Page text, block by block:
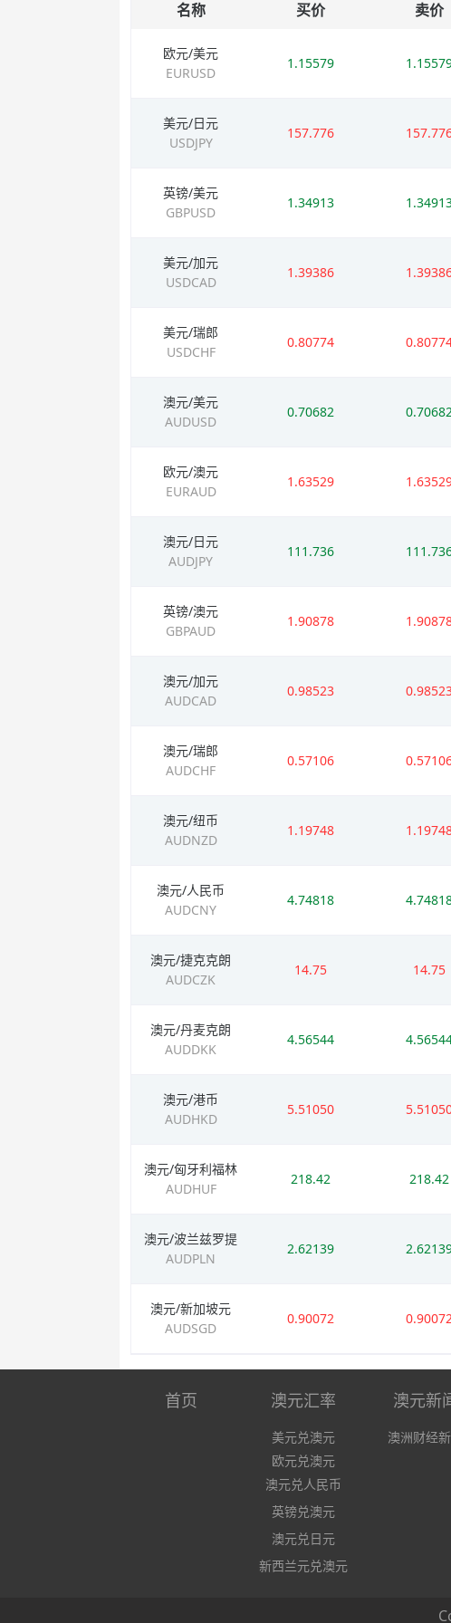
名称 买价 卖价
欧元/美元
EURUSD
1.15579
美元/日元
USDJPY
157.776
英镑/美元
GBPUSD
1.34913
美元/加元
USDCAD
1.39386
美元/瑞郎
USDCHF
0.80774
澳元/美元
AUDUSD
0.70682
欧元/澳元
EURAUD
1.63529
澳元/日元
AUDJPY
111.736
英镑/澳元
GBPAUD
1.90878
澳元/加元
AUDCAD
0.98523
澳元/瑞郎
AUDCHF
0.57106
澳元/纽币
AUDNZD
1.19748
澳元/人民币
AUDCNY
4.74818
澳元/捷克克朗
AUDCZK
14.75 14.75
澳元/丹麦克朗
AUDDKK
4.56544
澳元/港币
AUDHKD
5.51050
澳元/匈牙利福林
AUDHUF
218.42 218.42
澳元/波兰兹罗提
AUDPLN
2.62139
澳元/新加坡元
AUDSGD
0.90072
首页 澳元汇率 澳元新
美元兑澳元 澳洲财经
欧元兑澳元
澳元兑人民币
英镑兑澳元
澳元兑日元
新西兰元兑澳元